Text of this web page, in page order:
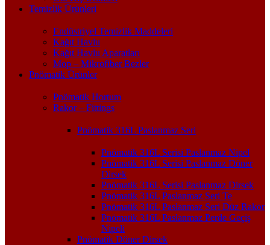
Temizlik Ürünleri
Endüstriyel Temizlik Maddeleri
Kağıt Havlu
Kağıt Havlu Aparatları
Mop – Mikrofiber Bezler
Pnömatik Ürünler
Pnömatik Hortum
Rakor – Fittings
Pnömatik 316L Paslanmaz Seri
Pnömatik 316L Serisi Paslanmaz Nipel
Pnömatik 316L Serisi Paslanmaz Döner
Dirsek
Pnömatik 316L Serisi Paslanmaz Dirsek
Pnömatik 316L Paslanmaz Seri Te
Pnömatik 316L Paslanmaz Seri Düz Rakor
Pnömatik 316L Paslanmaz Perde Geçiş
Nipeli
Pnömatik Döner Dirsek